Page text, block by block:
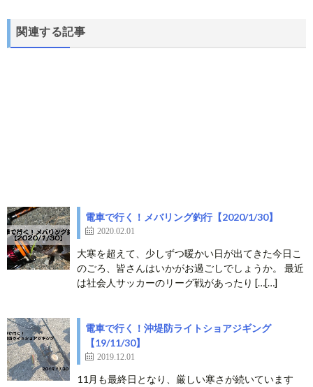
関連する記事
電車で行く！メバリング釣行【2020/1/30】
2020.02.01
大寒を超えて、少しずつ暖かい日が出てきた今日こ
のごろ、皆さんはいかがお過ごしでしょうか。 最近
は社会人サッカーのリーグ戦があったり […[…]
電車で行く！沖堤防ライトショアジギング
【19/11/30】
2019.12.01
11月も最終日となり、厳しい寒さが続いています